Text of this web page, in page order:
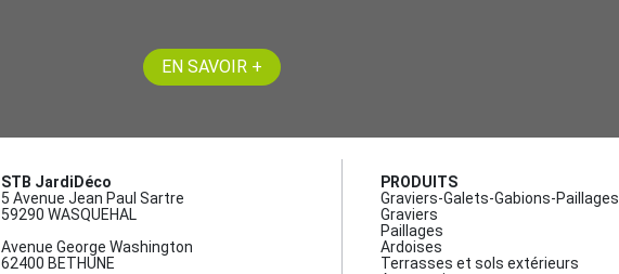
EN SAVOIR +
STB JardiDéco
5 Avenue Jean Paul Sartre
59290 WASQUEHAL
Avenue George Washington
62400 BETHUNE
PRODUITS
Graviers-Galets-Gabions-Paillages
Graviers
Paillages
Ardoises
Terrasses et sols extérieurs